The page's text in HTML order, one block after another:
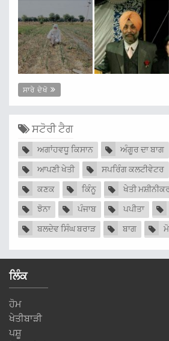
ਸਾਰੇ ਦੇਖੋ
ਸਟੋਰੀ ਟੈਗ
ਅਗਾਂਹਵਧੂ ਕਿਸਾਨ ਅੰਗੂਰ ਦਾ ਬਾਗ
ਆਪਣੀ ਖੇਤੀ
ਸਪਰਿੰਗ ਕਲਟੀਵੇਟਰ
ਕਣਕ
ਕਿੰਨੂ ਖੇਤੀ
ਝੋਨਾ
ਪੰਜਾਬ ਪਪੀਤਾ
ਬਲਦੇਵ ਸਿੰਘ ਬਰਾੜ
ਬਾਗ
ਲਿੰਕ
ਹੋਮ
ਖੇਤੀਬਾੜੀ
ਪਸ਼ੂ